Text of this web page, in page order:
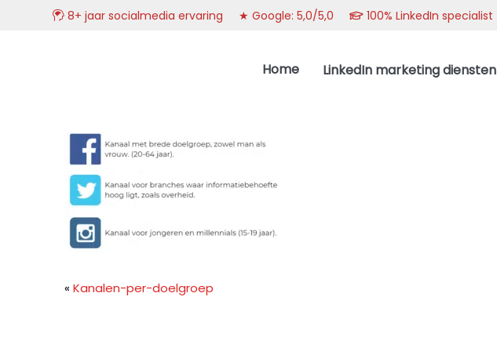
8+ jaar socialmedia ervaring ★ Google: 5,0/5,0 100% LinkedIn specialist
Home LinkedIn marketing diensten
« Kanalen-per-doelgroep